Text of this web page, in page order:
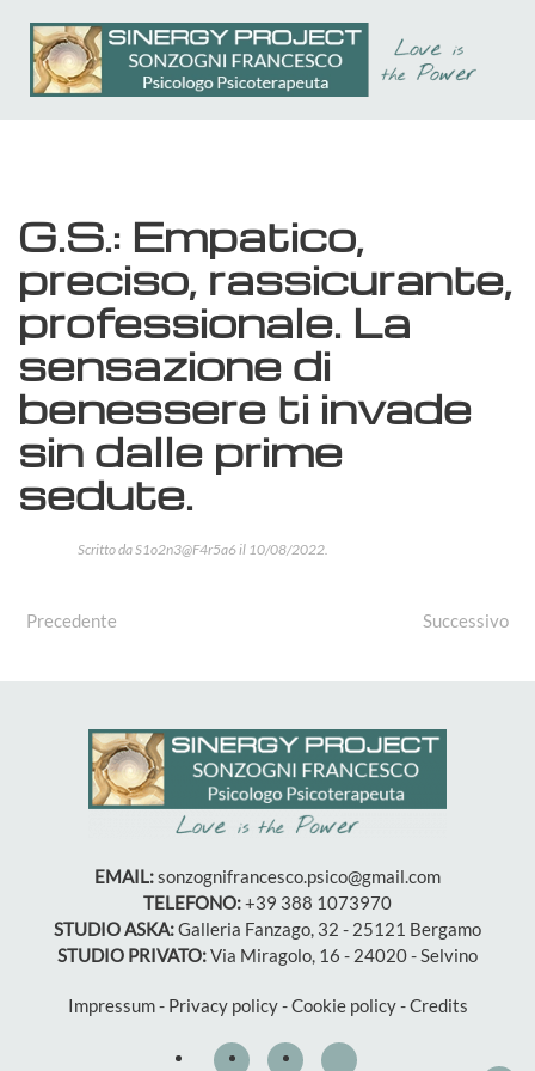
Passa
al
contenuto
G.S.: Empatico,
preciso, rassicurante,
professionale. La
sensazione di
benessere ti invade
sin dalle prime
sedute.
Scritto daS1o2n3@F4r5a6il 10/08/2022.
Precedente Successivo
EMAIL:sonzognifrancesco.psico@gmail.com
TELEFONO:+39 388 1073970
STUDIO ASKA:Galleria Fanzago, 32 - 25121 Bergamo
STUDIO PRIVATO:Via Miragolo, 16 - 24020 - Selvino
Impressum- Privacy policy-Cookie policy-Credits